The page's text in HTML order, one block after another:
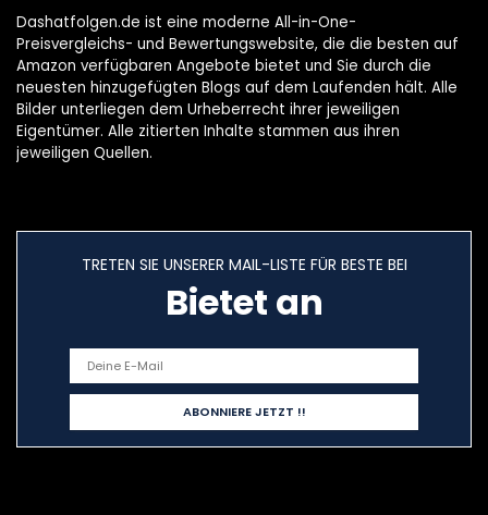
Dashatfolgen.de ist eine moderne All-in-One-
Preisvergleichs- und Bewertungswebsite, die die besten auf
Amazon verfügbaren Angebote bietet und Sie durch die
neuesten hinzugefügten Blogs auf dem Laufenden hält. Alle
Bilder unterliegen dem Urheberrecht ihrer jeweiligen
Eigentümer. Alle zitierten Inhalte stammen aus ihren
jeweiligen Quellen.
TRETEN SIE UNSERER MAIL-LISTE FÜR BESTE BEI
Bietet an